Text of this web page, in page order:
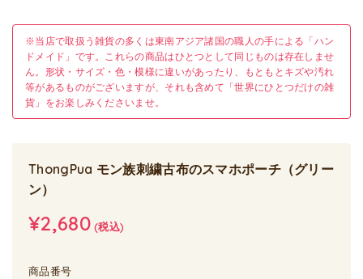
※当店で取扱う雑貨の多くは東南アジア諸国の職人の手による「ハン
ドメイド」です。これらの商品はひとつとして同じものは存在しませ
ん。形状・サイズ・色・模様に違いがあったり、もともとキズや汚れ
等があるものがございますが、それも含めて「世界にひとつだけの雑
貨」をお楽しみくださいませ。
ThongPua モン族刺繍古布のスマホポーチ（グリー
ン）
¥2,680(税込)
商品番号